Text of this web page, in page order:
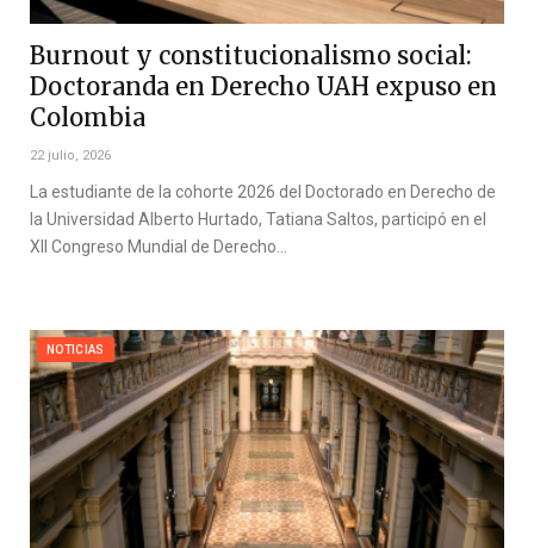
Burnout y constitucionalismo social:
Doctoranda en Derecho UAH expuso en
Colombia
22 julio, 2026
La estudiante de la cohorte 2026 del Doctorado en Derecho de
la Universidad Alberto Hurtado, Tatiana Saltos, participó en el
XII Congreso Mundial de Derecho…
NOTICIAS